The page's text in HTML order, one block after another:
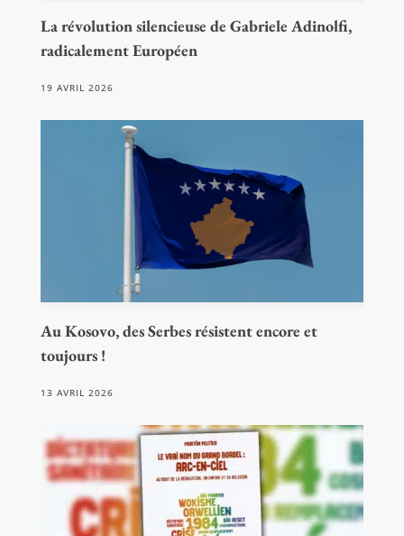
La révolution silencieuse de Gabriele Adinolfi,
radicalement Européen
19 AVRIL 2026
Au Kosovo, des Serbes résistent encore et
toujours !
13 AVRIL 2026